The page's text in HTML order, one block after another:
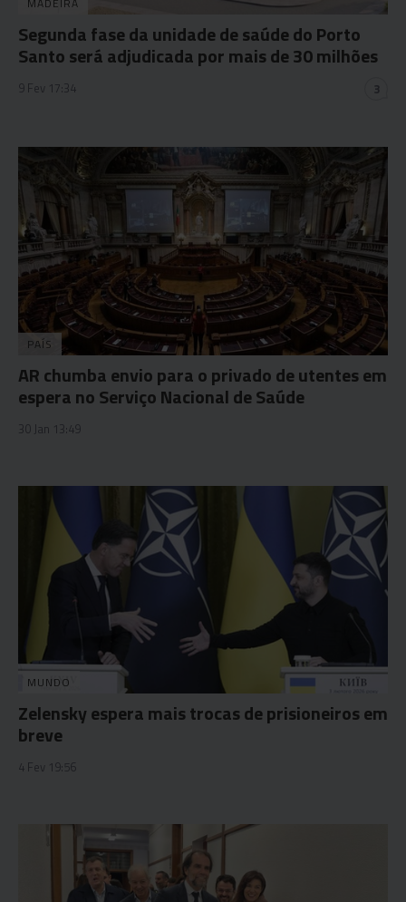
Segunda fase da unidade de saúde do Porto
Santo será adjudicada por mais de 30 milhões
9 Fev 17:34 3
PAÍS
AR chumba envio para o privado de utentes em
espera no Serviço Nacional de Saúde
30 Jan 13:49
MUNDO
Zelensky espera mais trocas de prisioneiros em
breve
4 Fev 19:56